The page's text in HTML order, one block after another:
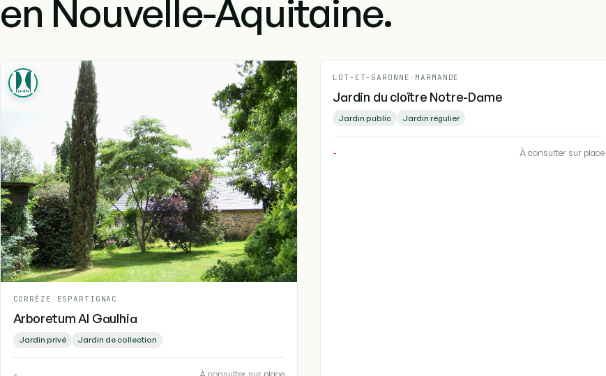
en Nouvelle-Aquitaine.
CORRÈZE - ESPARTIGNAC
Arboretum Al Gaulhia
Jardin privé Jardin de collection
LOT-ET-GARONNE - MARMANDE
Jardin du cloître Notre-Dame
Jardin public Jardin régulier
- À consulter sur place